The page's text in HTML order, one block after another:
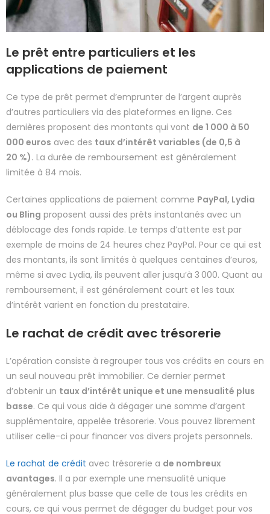
Le prêt entre particuliers et les
applications de paiement
Ce type de prêt permet d’emprunter de l’argent auprès
d’autres particuliers via des plateformes en ligne. Ces
dernières proposent des montants qui vont de 1 000 à 50
000 euros avec des taux d’intérêt variables (de 0,5 à
20 %). La durée de remboursement est généralement
limitée à 84 mois.
Certaines applications de paiement comme PayPal, Lydia
ou Bling proposent aussi des prêts instantanés avec un
déblocage des fonds rapide. Le temps d’attente est par
exemple de moins de 24 heures chez PayPal. Pour ce qui est
des montants, ils sont limités à quelques centaines d’euros,
même si avec Lydia, ils peuvent aller jusqu’à 3 000. Quant au
remboursement, il est généralement court et les taux
d’intérêt varient en fonction du prestataire.
Le rachat de crédit avec trésorerie
L’opération consiste à regrouper tous vos crédits en cours en
un seul nouveau prêt immobilier. Ce dernier permet
d’obtenir un taux d’intérêt unique et une mensualité plus
basse. Ce qui vous aide à dégager une somme d’argent
supplémentaire, appelée trésorerie. Vous pouvez librement
utiliser celle-ci pour financer vos divers projets personnels.
Le rachat de crédit avec trésorerie a de nombreux
avantages. Il a par exemple une mensualité unique
généralement plus basse que celle de tous les crédits en
cours, ce qui vous permet de dégager du budget pour vos